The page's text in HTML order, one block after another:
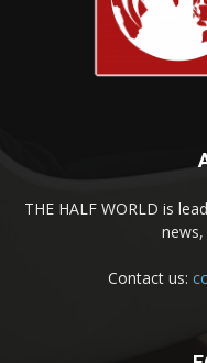
THE HALF WORLD is
Contact us: